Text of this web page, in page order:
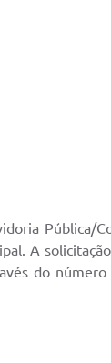
Pública/
A
do